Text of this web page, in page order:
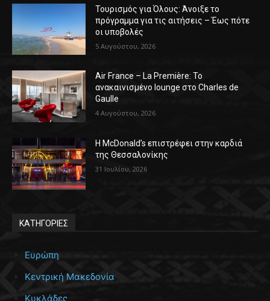
Τουρισμός για Όλους: Άνοιξε το
πρόγραμμα για τις αιτήσεις – Έως πότε
οι υποβολές
5 Αυγούστου, 2026
Air France – La Première: Το
ανακαινισμένο lounge στο Charles de
Gaulle
4 Αυγούστου, 2026
Η McDonald’s επιστρέφει στην καρδιά
της Θεσσαλονίκης
31 Ιουλίου, 2026
ΚΑΤΗΓΟΡΙΕΣ
Ευρώπη
Κεντρική Μακεδονία
Κυκλάδες